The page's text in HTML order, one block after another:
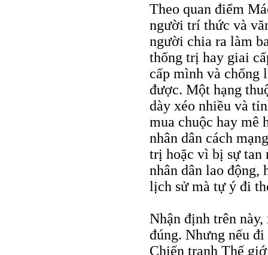
Theo quan điểm
người trí thức và
người chia ra làm
thống trị hay giai
cấp mình và chống
được. Một hạng
dày xéo nhiều và
mua chuộc hay mê
nhân dân cách
trị hoặc vì bị sự tan
nhân dân lao động,
lịch sử mà tự ý đi
Nhận định trên
đúng. Nhưng nếu
Chiến tranh Thế